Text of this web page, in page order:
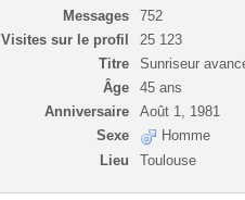
Messages
752
Visites sur le profil
25 123
Titre
Sunriseur
Âge
45 ans
Anniversaire
Août 1, 1981
Sexe
Homme
Lieu
Toulouse